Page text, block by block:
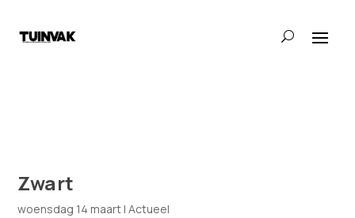
Zwart
woensdag 14 maart |Actueel